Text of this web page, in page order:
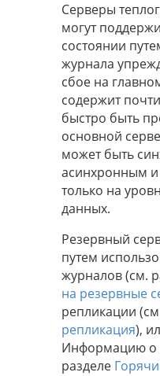
Серверы
могут
состоянии
журнала
сбое на
содержит
быстро быть
основной
может быть
асинхронным
только на
данных.
Резервный
путем
журналов (см.
на резервные
репликации
репликация),
Информацию о
разделе